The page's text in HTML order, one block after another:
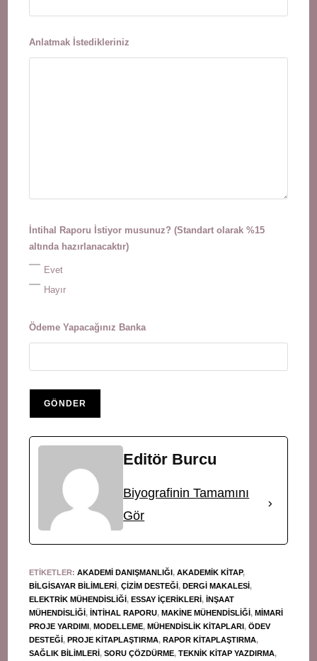
Anlatmak İstedikleriniz
İntihal Raporu İstiyor musunuz? (Standart olarak %15
altında hazırlanacaktır)
Evet
Hayır
Ödeme Yapacağınız Banka
Editör Burcu
Biyografinin Tamamını
Gör
ETIKETLER:AKADEMI DANIŞMANLIĞI, AKADEMIK KITAP,
BILGISAYAR BILIMLERI, ÇIZIM DESTEĞI, DERGI MAKALESI,
ELEKTRIK MÜHENDISLIĞI, ESSAY IÇERIKLERI, INŞAAT
MÜHENDISLIĞI, INTIHAL RAPORU, MAKINE MÜHENDISLIĞI, MIMARI
PROJE YARDIMI, MODELLEME, MÜHENDISLIK KITAPLARI, ÖDEV
DESTEĞI, PROJE KITAPLAŞTIRMA, RAPOR KITAPLAŞTIRMA,
SAĞLIK BILIMLERI, SORU ÇÖZDÜRME, TEKNIK KITAP YAZDIRMA,